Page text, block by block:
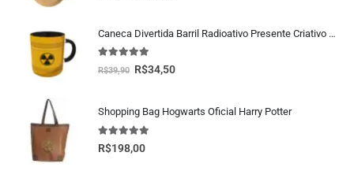
Caneca Divertida Barril Radioativo Presente Criativo Geek
5.00 fora de 5
R$39,90 R$34,50
Shopping Bag Hogwarts Oficial Harry Potter
5.00 fora de 5
R$198,00